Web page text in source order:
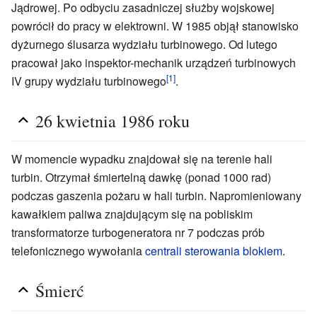
Jądrowej. Po odbyciu zasadniczej służby wojskowej
powrócił do pracy w elektrowni. W 1985 objął stanowisko
dyżurnego ślusarza wydziału turbinowego. Od lutego
pracował jako inspektor-mechanik urządzeń turbinowych
IV grupy wydziału turbinowego[1].
26 kwietnia 1986 roku
W momencie wypadku znajdował się na terenie hali
turbin. Otrzymał śmiertelną dawkę (ponad 1000 rad)
podczas gaszenia pożaru w hali turbin. Napromieniowany
kawałkiem paliwa znajdującym się na pobliskim
transformatorze turbogeneratora nr 7 podczas prób
telefonicznego wywołaniacentrali sterowania blokiem.
Śmierć